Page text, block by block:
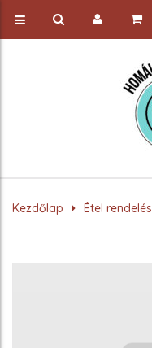
Kezdőlap Étel rendelés